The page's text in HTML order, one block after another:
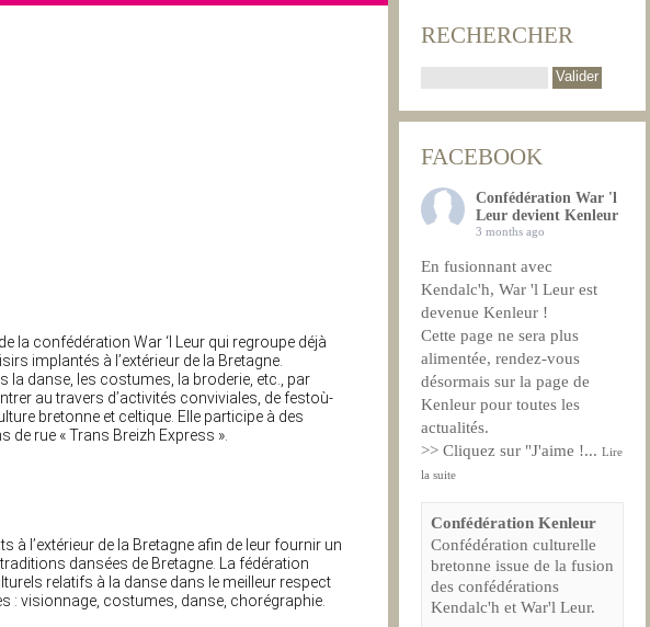
la confédération War ‘l Leur qui regroupe déjà
implantés à l’extérieur de la Bretagne.
la danse, les costumes, la broderie, etc., par
au travers d’activités conviviales, de festoù-
bretonne et celtique. Elle participe à des
rue « Trans Breizh Express ».
à l’extérieur de la Bretagne afin de leur fournir un
dansées de Bretagne. La fédération
relatifs à la danse dans le meilleur respect
: visionnage, costumes, danse, chorégraphie.
RECHERCHER
FACEBOOK
Confédération War 'l
Leur devient Kenleur
3 months ago
En fusionnant avec
Kendalc'h, War 'l Leur est
devenue Kenleur !
Cette page ne sera plus
alimentée, rendez-vous
désormais sur la page de
Kenleur pour toutes les
actualités.
>> Cliquez sur "J'aime !... Lire
la suite
Confédération Kenleur
Confédération culturelle
bretonne issue de la fusion
des confédérations
Kendalc'h et War'l Leur.